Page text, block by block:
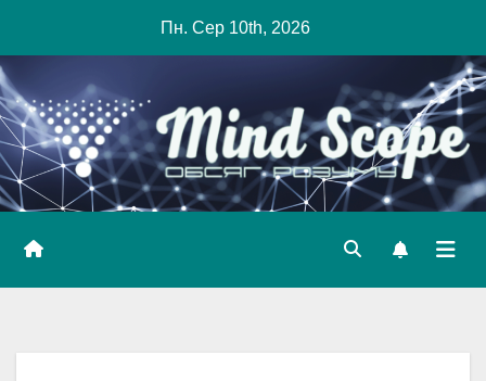
content
Пн. Сер 10th, 2026